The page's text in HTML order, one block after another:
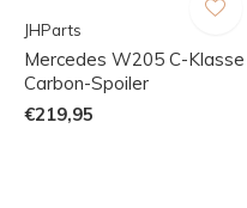
JHParts
Mercedes W205 C-Klasse
Carbon-Spoiler
€219,95